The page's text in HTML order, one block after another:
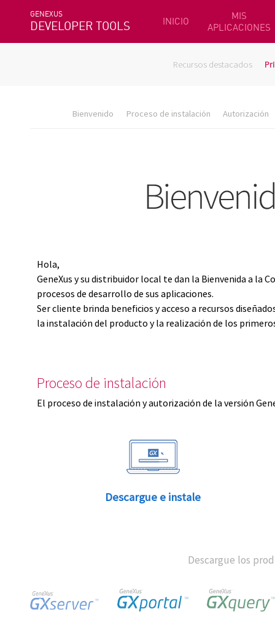
GENEXUS
DEVELOPER TOOLS INICIO
MIS
APLICACIONES
Recursos destacados
Bienvenido Proceso de instalación Autorización
Hola,
GeneXus y su distribuidor local te dan la Bienvenida a la
procesos de desarrollo de sus aplicaciones.
Ser cliente brinda beneficios y acceso a recursos
la instalación del producto y la realización de los
Proceso de instalación
El proceso de instalación y autorización de la versión
Descargue e instale
Descargue los